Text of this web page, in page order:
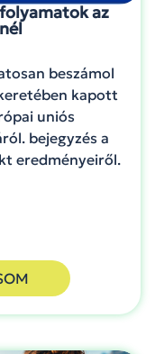
az
beszámol
kapott
uniós
bejegyzés a
eredményeiről.